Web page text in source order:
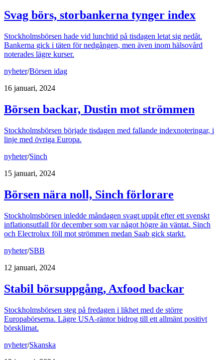
Svag börs, storbankerna tynger index
Stockholmsbörsen hade vid lunchtid på tisdagen letat sig nedåt.
Bankerna gick i täten för nedgången, men även inom hälsovård
noterades lägre kurser.
nyheter/Börsen idag
16 januari, 2024
Börsen backar, Dustin mot strömmen
Stockholmsbörsen började tisdagen med fallande indexnoteringar, i
linje med övriga Europa.
nyheter/Sinch
15 januari, 2024
Börsen nära noll, Sinch förlorare
Stockholmsbörsen inledde måndagen svagt uppåt efter ett svenskt
inflationsutfall för december som var något högre än väntat. Sinch
och Electrolux föll mot strömmen medan Saab gick starkt.
nyheter/SBB
12 januari, 2024
Stabil börsuppgång, Axfood backar
Stockholmsbörsen steg på fredagen i likhet med de större
Europabörserna. Lägre USA-räntor bidrog till ett allmänt positivt
börsklimat.
nyheter/Skanska